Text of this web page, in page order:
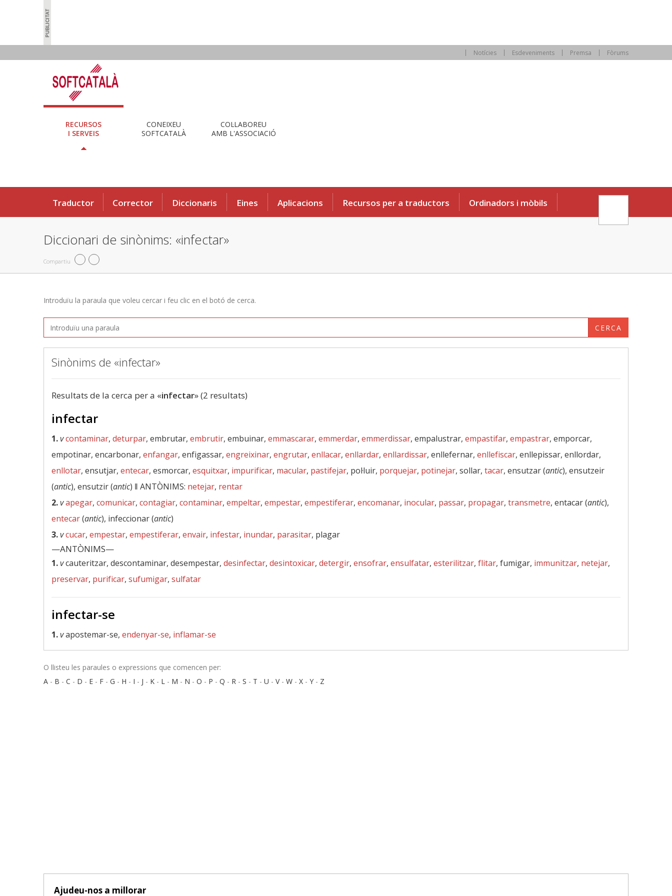
Notícies Esdeveniments Premsa Fòrums
RECURSOS
I SERVEIS
CONEIXEU
SOFTCATALÀ
COL·LABOREU
AMB L'ASSOCIACIÓ
Traductor Corrector Diccionaris Eines Aplicacions Recursos per a traductors Ordinadors i mòbils
Diccionari de sinònims: «infectar»
Compartiu
Introduïu la paraula que voleu cercar i feu clic en el botó de cerca.
CERCA
Sinònims de «infectar»
Resultats de la cerca per a «infectar» (2 resultats)
infectar
1.vcontaminar, deturpar, embrutar, embrutir, embuinar, emmascarar, emmerdar, emmerdissar, empalustrar, empastifar, empastrar, emporcar,
empotinar, encarbonar, enfangar, enfigassar, engreixinar, engrutar, enllacar, enllardar, enllardissar, enllefernar, enllefiscar, enllepissar, enllordar,
enllotar, ensutjar, entecar, esmorcar, esquitxar, impurificar, macular, pastifejar, pol·luir, porquejar, potinejar, sollar, tacar, ensutzar (antic), ensutzeir
(antic), ensutzir (antic) ‖ ANTÒNIMS: netejar, rentar
2.vapegar, comunicar, contagiar, contaminar, empeltar, empestar, empestiferar, encomanar, inocular, passar, propagar, transmetre, entacar (antic),
entecar(antic), infeccionar (antic)
3.vcucar, empestar, empestiferar, envair, infestar, inundar, parasitar, plagar
—ANTÒNIMS—
1.vcauteritzar, descontaminar, desempestar, desinfectar, desintoxicar, detergir, ensofrar, ensulfatar, esterilitzar, flitar, fumigar, immunitzar, netejar,
preservar, purificar, sufumigar, sulfatar
infectar-se
1.vapostemar-se, endenyar-se, inflamar-se
O llisteu les paraules o expressions que comencen per:
A - B - C - D - E - F - G - H - I - J - K - L - M - N - O - P - Q - R - S - T - U - V- W - X - Y - Z
Ajudeu-nos a millorar